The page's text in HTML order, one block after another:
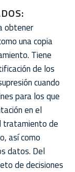
obtener
una copia
Tiene
de los
cuando
para los que
en el
tratamiento de
así como
datos. Del
de decisiones